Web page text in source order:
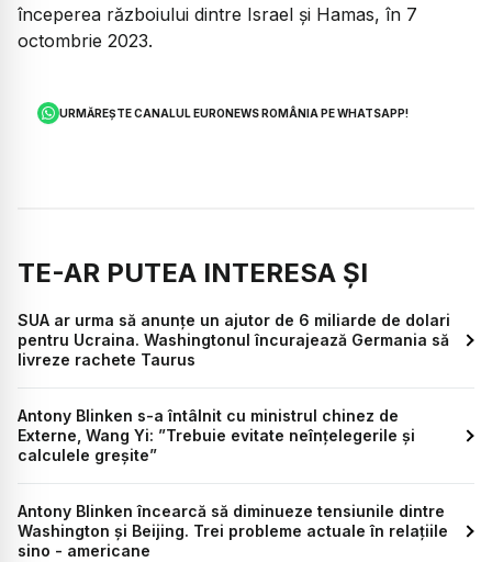
începerea războiului dintre Israel şi Hamas, în 7
octombrie 2023.
URMĂREȘTE CANALUL EURONEWS ROMÂNIA PE WHATSAPP!
TE-AR PUTEA INTERESA ȘI
SUA ar urma să anunțe un ajutor de 6 miliarde de dolari
pentru Ucraina. Washingtonul încurajează Germania să
livreze rachete Taurus
Antony Blinken s-a întâlnit cu ministrul chinez de
Externe, Wang Yi: ”Trebuie evitate neînţelegerile şi
calculele greşite”
Antony Blinken încearcă să diminueze tensiunile dintre
Washington și Beijing. Trei probleme actuale în relațiile
sino - americane